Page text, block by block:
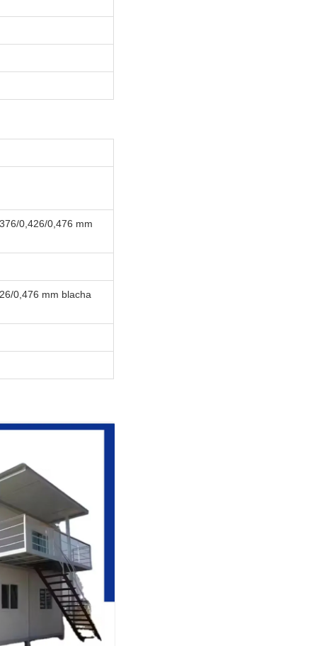
0,426/0,476 mm
0,476 mm blacha